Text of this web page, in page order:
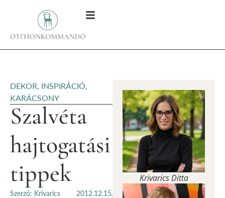
DEKOR INSPIRÁCIÓ
KARÁCSONY
Szalvéta
hajtogatási
tippek
Szerző: Krivarics
2012.12.15.
Krivarics Ditta